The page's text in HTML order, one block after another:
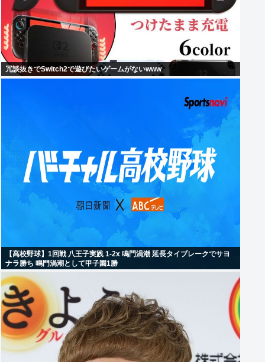
冗談抜きでSwitch2で遊びたいゲームがないwww
【高校野球】1回戦 八王子実践 1-2x 鳴門渦潮 延長タイブレークでサヨ
ナラ勝ち 鳴門渦潮として甲子園1勝